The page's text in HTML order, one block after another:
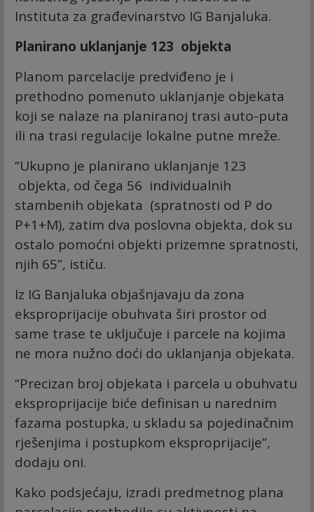
Instituta za građevinarstvo IG Banjaluka.
Planirano uklanjanje 123 objekta
Planom parcelacije predviđeno je i
prethodno pomenuto uklanjanje objekata
koji se nalaze na planiranoj trasi auto-puta
ili na trasi regulacije lokalne putne mreže.
“Ukupno je planirano uklanjanje 123
objekta, od čega 56 individualnih
stambenih objekata (spratnosti od P do
P+1+M), zatim dva poslovna objekta, dok su
ostalo pomoćni objekti prizemne spratnosti,
njih 65”, ističu.
Iz IG Banjaluka objašnjavaju da zona
eksproprijacije obuhvata širi prostor od
same trase te uključuje i parcele na kojima
ne mora nužno doći do uklanjanja objekata.
“Precizan broj objekata i parcela u obuhvatu
eksproprijacije biće definisan u narednim
fazama postupka, u skladu sa pojedinačnim
rješenjima i postupkom eksproprijacije”,
dodaju oni.
Kako podsjećaju, izradi predmetnog plana